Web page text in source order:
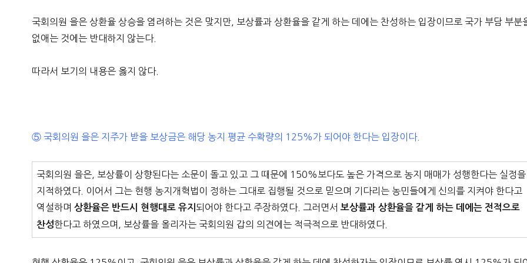
국회의원 을은 상환율 상승을 염려하는 것은 맞지만, 보상률과 상환율을 같게 하는 데에는 찬성하는 입장이므로 국가 부담 부분
없애는 것에는 반대하지 않는다.
따라서 보기의 내용은 옳지 않다.
⑤ 국회의원 을은 지주가 받을 보상금은 해당 농지 평균 수확량의 125%가 되어야 한다는 입장이다.
국회의원 을은, 보상률이 상향된다는 소문이 돌고 있고 그 때문에 150%보다도 높은 가격으로 농지 매매가 성행한다는 실정을
지적하였다. 이어서 그는 현행 농지개혁법이 정하는 그대로 집행될 것으로 믿으며 기다리는 농민들에게 신의를 지켜야 한다고
역설하며상환율은 반드시 현행대로 유지되어야 한다고 주장하였다. 그러면서보상률과 상환율을 같게 하는 데에는 전적으로
찬성한다고 하였으며, 보상률을 올리자는 국회의원 갑의 의견에는 적극적으로 반대하였다.